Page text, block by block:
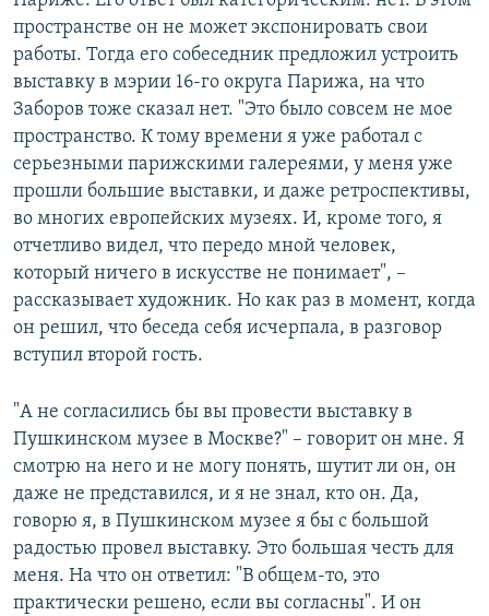
пространстве он не может экспонировать свои
работы. Тогда его собеседник предложил устроить
выставку в мэрии 16-го округа Парижа, на что
Заборов тоже сказал нет. "Это было совсем не мое
пространство. К тому времени я уже работал с
серьезными парижскими галереями, у меня уже
прошли большие выставки, и даже ретроспективы,
во многих европейских музеях. И, кроме того, я
отчетливо видел, что передо мной человек,
который ничего в искусстве не понимает", –
рассказывает художник. Но как раз в момент, когда
он решил, что беседа себя исчерпала, в разговор
вступил второй гость.
"А не согласились бы вы провести выставку в
Пушкинском музее в Москве?" – говорит он мне. Я
смотрю на него и не могу понять, шутит ли он, он
даже не представился, и я не знал, кто он. Да,
говорю я, в Пушкинском музее я бы с большой
радостью провел выставку. Это большая честь для
меня. На что он ответил: "В общем-то, это
практически решено, если вы согласны". И он